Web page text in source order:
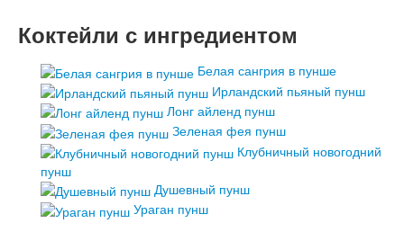
Коктейли с ингредиентом
Белая сангрия в пунше
Ирландский пьяный пунш
Лонг айленд пунш
Зеленая фея пунш
Клубничный новогодний
пунш
Душевный пунш
Ураган пунш